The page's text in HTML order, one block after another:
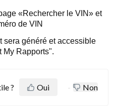
«Rechercher le VIN» et
de VIN
sera généré et accessible
My Rapports".
? Oui Non